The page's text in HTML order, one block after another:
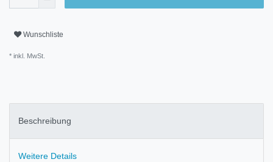
Wunschliste
* inkl. MwSt.
Beschreibung
Weitere Details